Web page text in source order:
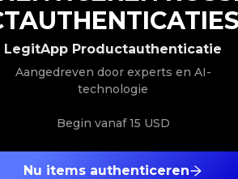
Nu items authenticeren
LegitApp Productauthenticatie
Aangedreven door experts en AI-
technologie
Begin vanaf15 USD